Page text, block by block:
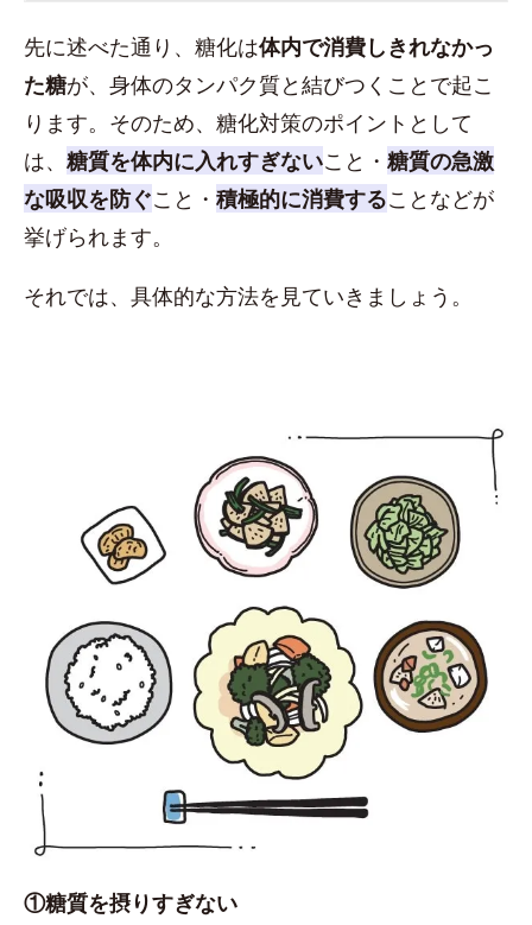
先に述べた通り、糖化は体内で消費しきれなかっ
た糖が、身体のタンパク質と結びつくことで起こ
ります。そのため、糖化対策のポイントとして
は、 糖質を体内に入れすぎないこと・ 糖質の急激
な吸収を防ぐこと・ 積極的に消費することなどが
挙げられます。
それでは、具体的な方法を見ていきましょう。
①糖質を摂りすぎない